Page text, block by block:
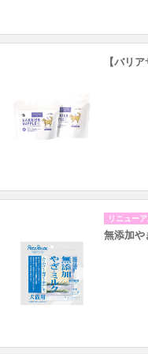
【バリ
リニュー
無添加や